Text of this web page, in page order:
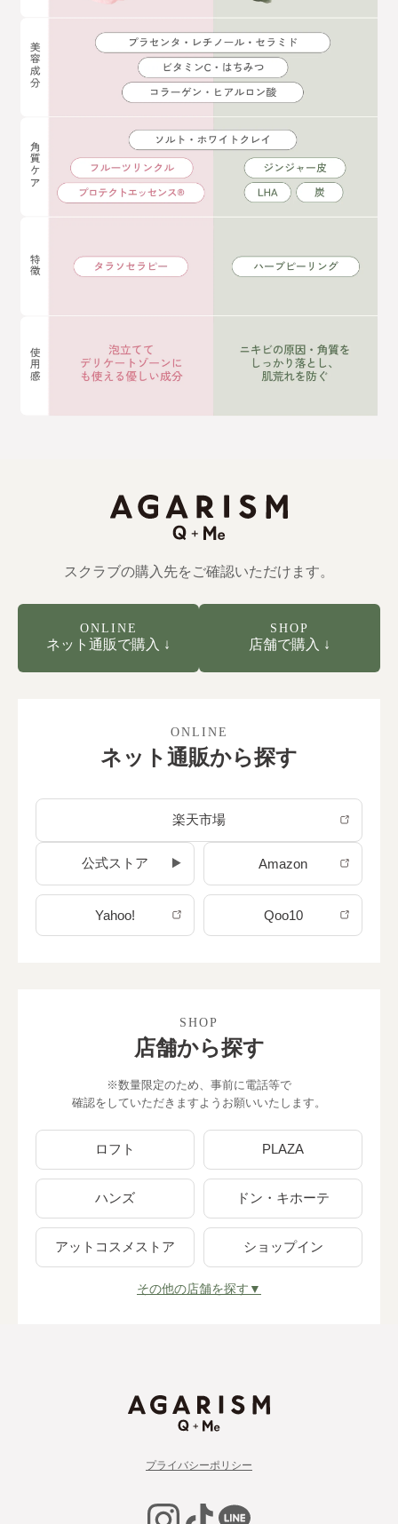
スクラブの購入先をご確認いただけます。
ONLINE
ネット通販で購入 ↓
SHOP
店舗で購入 ↓
ONLINE
ネット通販から探す
楽天市場
公式ストア Amazon
Yahoo! Qoo10
SHOP
店舗から探す
※数量限定のため、事前に電話等で
確認をしていただきますようお願いいたします。
ロフト PLAZA
ハンズ ドン・キホーテ
アットコスメストア ショップイン
その他の店舗を探す▼
プライバシーポリシー